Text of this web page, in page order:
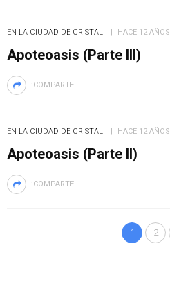
EN LA CIUDAD DE CRISTAL HACE 12 AÑOS
Apoteoasis (Parte III)
¡COMPARTE!
EN LA CIUDAD DE CRISTAL HACE 12 AÑOS
Apoteoasis (Parte II)
¡COMPARTE!
1 2